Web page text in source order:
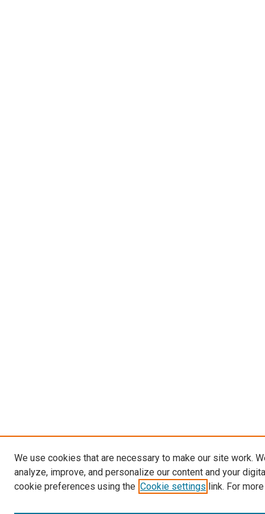
We use cookies that are necessary to make our site work.
analyze, improve, and personalize our content and your
cookie preferences using the Cookie settings link. For